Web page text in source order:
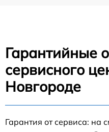
Гарантийные
сервисного
Новгороде
Гарантия от сервиса: на